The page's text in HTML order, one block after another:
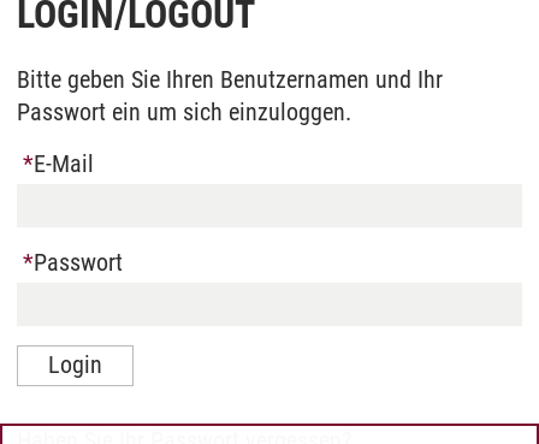
LOGIN/LOGOUT
Bitte geben Sie Ihren Benutzernamen und Ihr
Passwort ein um sich einzuloggen.
E-Mail
Passwort